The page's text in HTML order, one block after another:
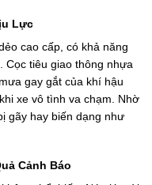
Lực
cao cấp, có khả năng
Cọc tiêu giao thông nhựa
gay gắt của khí hậu
xe vô tình va chạm. Nhờ
gãy hay biến dạng như
Cảnh Báo